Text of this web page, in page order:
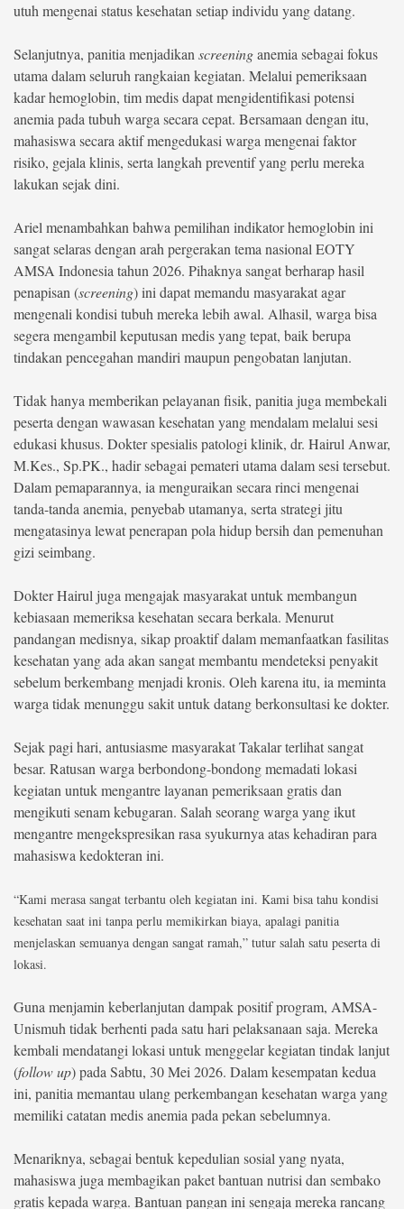
utuh mengenai status kesehatan setiap individu yang datang.
Selanjutnya, panitia menjadikan screeninganemia sebagai fokus
utama dalam seluruh rangkaian kegiatan. Melalui pemeriksaan
kadar hemoglobin, tim medis dapat mengidentifikasi potensi
anemia pada tubuh warga secara cepat. Bersamaan dengan itu,
mahasiswa secara aktif mengedukasi warga mengenai faktor
risiko, gejala klinis, serta langkah preventif yang perlu mereka
lakukan sejak dini.
Ariel menambahkan bahwa pemilihan indikator hemoglobin ini
sangat selaras dengan arah pergerakan tema nasional EOTY
AMSA Indonesia tahun 2026. Pihaknya sangat berharap hasil
penapisan (screening) ini dapat memandu masyarakat agar
mengenali kondisi tubuh mereka lebih awal. Alhasil, warga bisa
segera mengambil keputusan medis yang tepat, baik berupa
tindakan pencegahan mandiri maupun pengobatan lanjutan.
Tidak hanya memberikan pelayanan fisik, panitia juga membekali
peserta dengan wawasan kesehatan yang mendalam melalui sesi
edukasi khusus. Dokter spesialis patologi klinik, dr. Hairul Anwar,
M.Kes., Sp.PK., hadir sebagai pemateri utama dalam sesi tersebut.
Dalam pemaparannya, ia menguraikan secara rinci mengenai
tanda-tanda anemia, penyebab utamanya, serta strategi jitu
mengatasinya lewat penerapan pola hidup bersih dan pemenuhan
gizi seimbang.
Dokter Hairul juga mengajak masyarakat untuk membangun
kebiasaan memeriksa kesehatan secara berkala. Menurut
pandangan medisnya, sikap proaktif dalam memanfaatkan fasilitas
kesehatan yang ada akan sangat membantu mendeteksi penyakit
sebelum berkembang menjadi kronis. Oleh karena itu, ia meminta
warga tidak menunggu sakit untuk datang berkonsultasi ke dokter.
Sejak pagi hari, antusiasme masyarakat Takalar terlihat sangat
besar. Ratusan warga berbondong-bondong memadati lokasi
kegiatan untuk mengantre layanan pemeriksaan gratis dan
mengikuti senam kebugaran. Salah seorang warga yang ikut
mengantre mengekspresikan rasa syukurnya atas kehadiran para
mahasiswa kedokteran ini.
“Kami merasa sangat terbantu oleh kegiatan ini. Kami bisa tahu kondisi
kesehatan saat ini tanpa perlu memikirkan biaya, apalagi panitia
menjelaskan semuanya dengan sangat ramah,” tutur salah satu peserta di
lokasi.
Guna menjamin keberlanjutan dampak positif program, AMSA-
Unismuh tidak berhenti pada satu hari pelaksanaan saja. Mereka
kembali mendatangi lokasi untuk menggelar kegiatan tindak lanjut
(follow up) pada Sabtu, 30 Mei 2026. Dalam kesempatan kedua
ini, panitia memantau ulang perkembangan kesehatan warga yang
memiliki catatan medis anemia pada pekan sebelumnya.
Menariknya, sebagai bentuk kepedulian sosial yang nyata,
mahasiswa juga membagikan paket bantuan nutrisi dan sembako
gratis kepada warga. Bantuan pangan ini sengaja mereka rancang